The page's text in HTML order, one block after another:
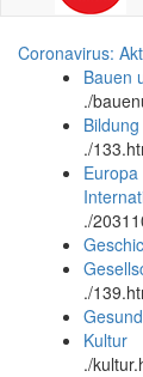
Coronavirus:
Bauen
./
./
Europa
./
./
Kultur
./